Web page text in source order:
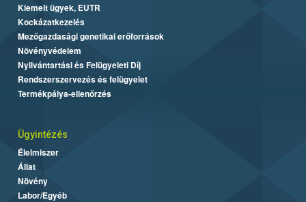
Kiemelt ügyek, EUTR
Kockázatkezelés
Mezőgazdasági genetikai erőforrások
Növényvédelem
Nyilvántartási és Felügyeleti Díj
Rendszerszervezés és felügyelet
Termékpálya-ellenőrzés
Ügyintézés
Élelmiszer
Állat
Növény
Labor/Egyéb